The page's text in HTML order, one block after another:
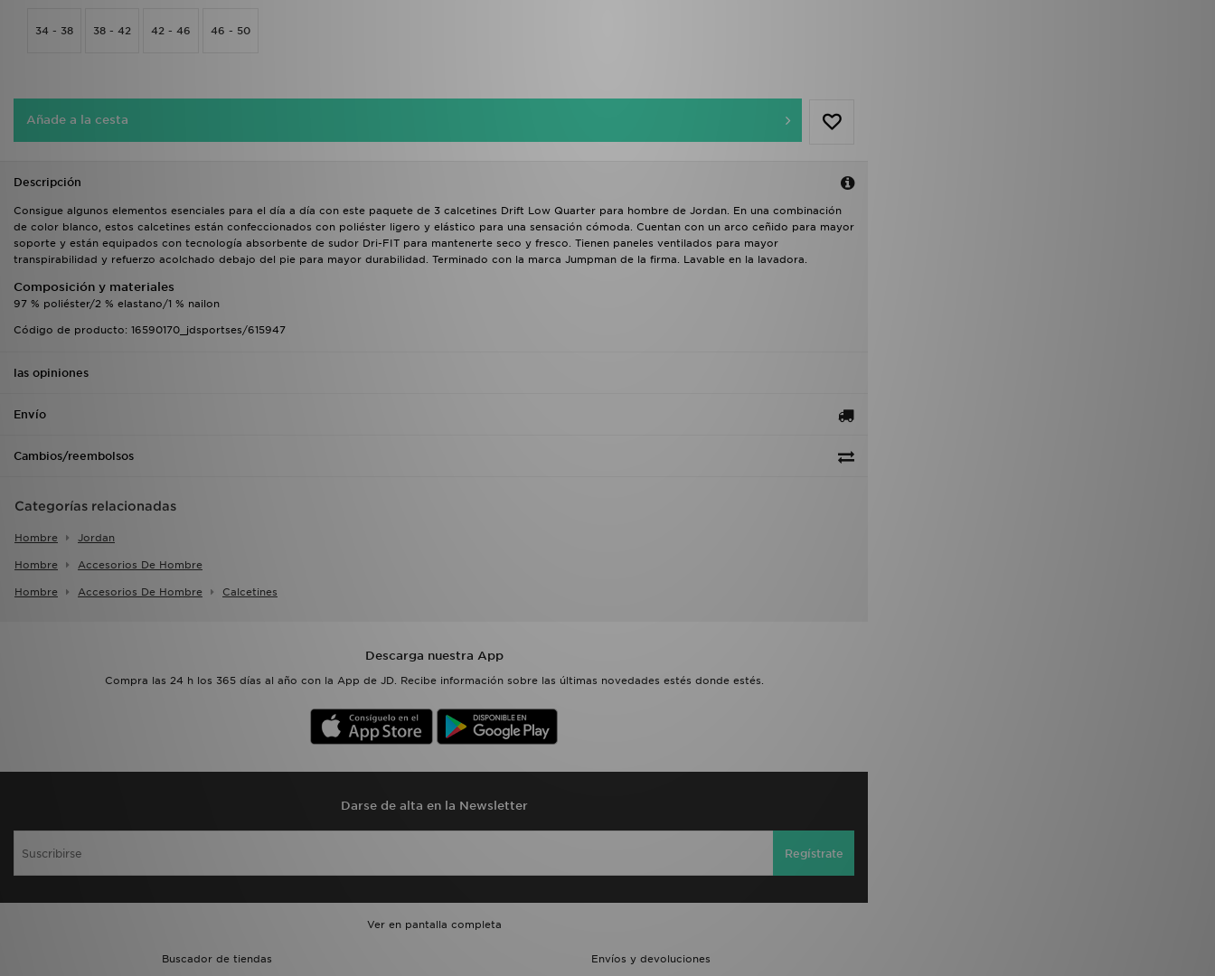
34 - 38 38 - 42 42 - 46 46 - 50
Añade a la cesta
Descripción
Consigue algunos elementos esenciales para el día a día con este paquete de 3 calcetines Drift Low Quarter para hombre de Jordan. En una combinación
de color blanco, estos calcetines están confeccionados con poliéster ligero y elástico para una sensación cómoda. Cuentan con un arco ceñido para mayor
soporte y están equipados con tecnología absorbente de sudor Dri-FIT para mantenerte seco y fresco. Tienen paneles ventilados para mayor
transpirabilidad y refuerzo acolchado debajo del pie para mayor durabilidad. Terminado con la marca Jumpman de la firma. Lavable en la lavadora.
Composición y materiales
97 % poliéster/2 % elastano/1 % nailon
Código de producto: 16590170_jdsportses/615947
las opiniones
Envío
Cambios/reembolsos
Categorías relacionadas
Hombre Jordan
Hombre Accesorios De Hombre
Hombre Accesorios De Hombre Calcetines
Descarga nuestra App
Compra las 24 h los 365 días al año con la App de JD. Recibe información sobre las últimas novedades estés donde estés.
Darse de alta en la Newsletter
Regístrate
Ver en pantalla completa
Buscador de tiendas
Envíos y devoluciones